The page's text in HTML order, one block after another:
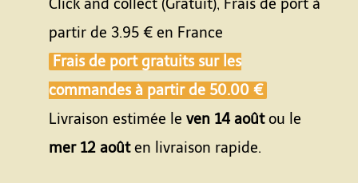
Click and collect (Gratuit), Frais de port à
partir de 3.95 € en France
Frais de port gratuits sur les
commandes à partir de 50.00 €
Livraison estimée le ven 14 aoûtou le
mer 12 aoûten livraison rapide.